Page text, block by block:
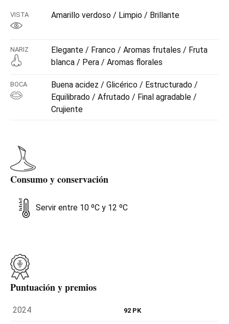
VISTA Amarillo verdoso / Limpio / Brillante
NARIZ
Elegante / Franco / Aromas frutales / Fruta
blanca / Pera / Aromas florales
BOCA
Buena acidez / Glicérico / Estructurado /
Equilibrado / Afrutado / Final agradable /
Crujiente
Consumo y conservación
Servir entre 10 ºC y 12 ºC
Puntuación y premios
2024 92 PK